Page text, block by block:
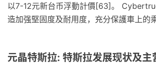
以7-12元新台币浮動計價[63]。
造加强堅固度及耐用度，充分保護車上的乘
元晶特斯拉: 特斯拉发展现状及主